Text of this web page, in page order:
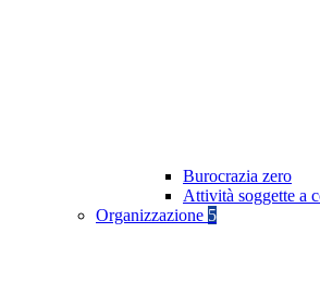
Burocrazia zero
Attività soggette a
Organizzazione 5